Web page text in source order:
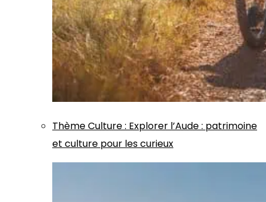
ThèmeCulture: Explorer l’Aude : patrimoine
et culture pour les curieux